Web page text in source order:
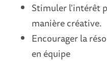
Stimuler l'intérêt
manière créative.
Encourager la
en équipe